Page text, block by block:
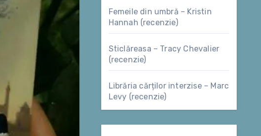
Femeile din umbră – Kristin
Hannah (recenzie)
Sticlăreasa – Tracy Chevalier
(recenzie)
Librăria cărților interzise – Marc
Levy (recenzie)